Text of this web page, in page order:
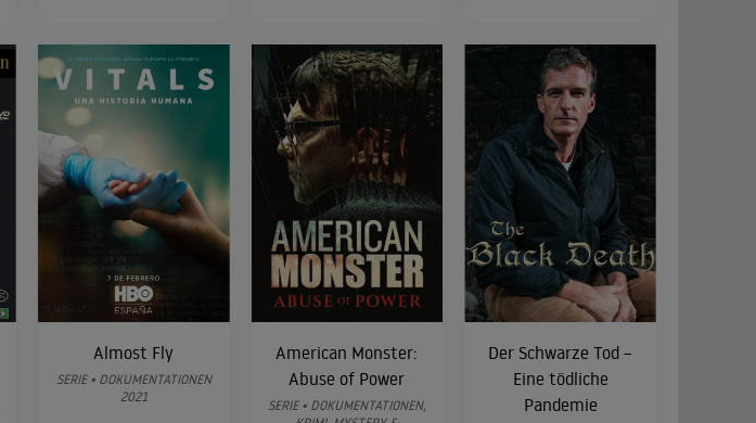
Almost Fly
SERIE • DOKUMENTATIONEN
2021
American Monster:
Abuse of Power
SERIE • DOKUMENTATIONEN,
Der Schwarze Tod –
Eine tödliche
Pandemie